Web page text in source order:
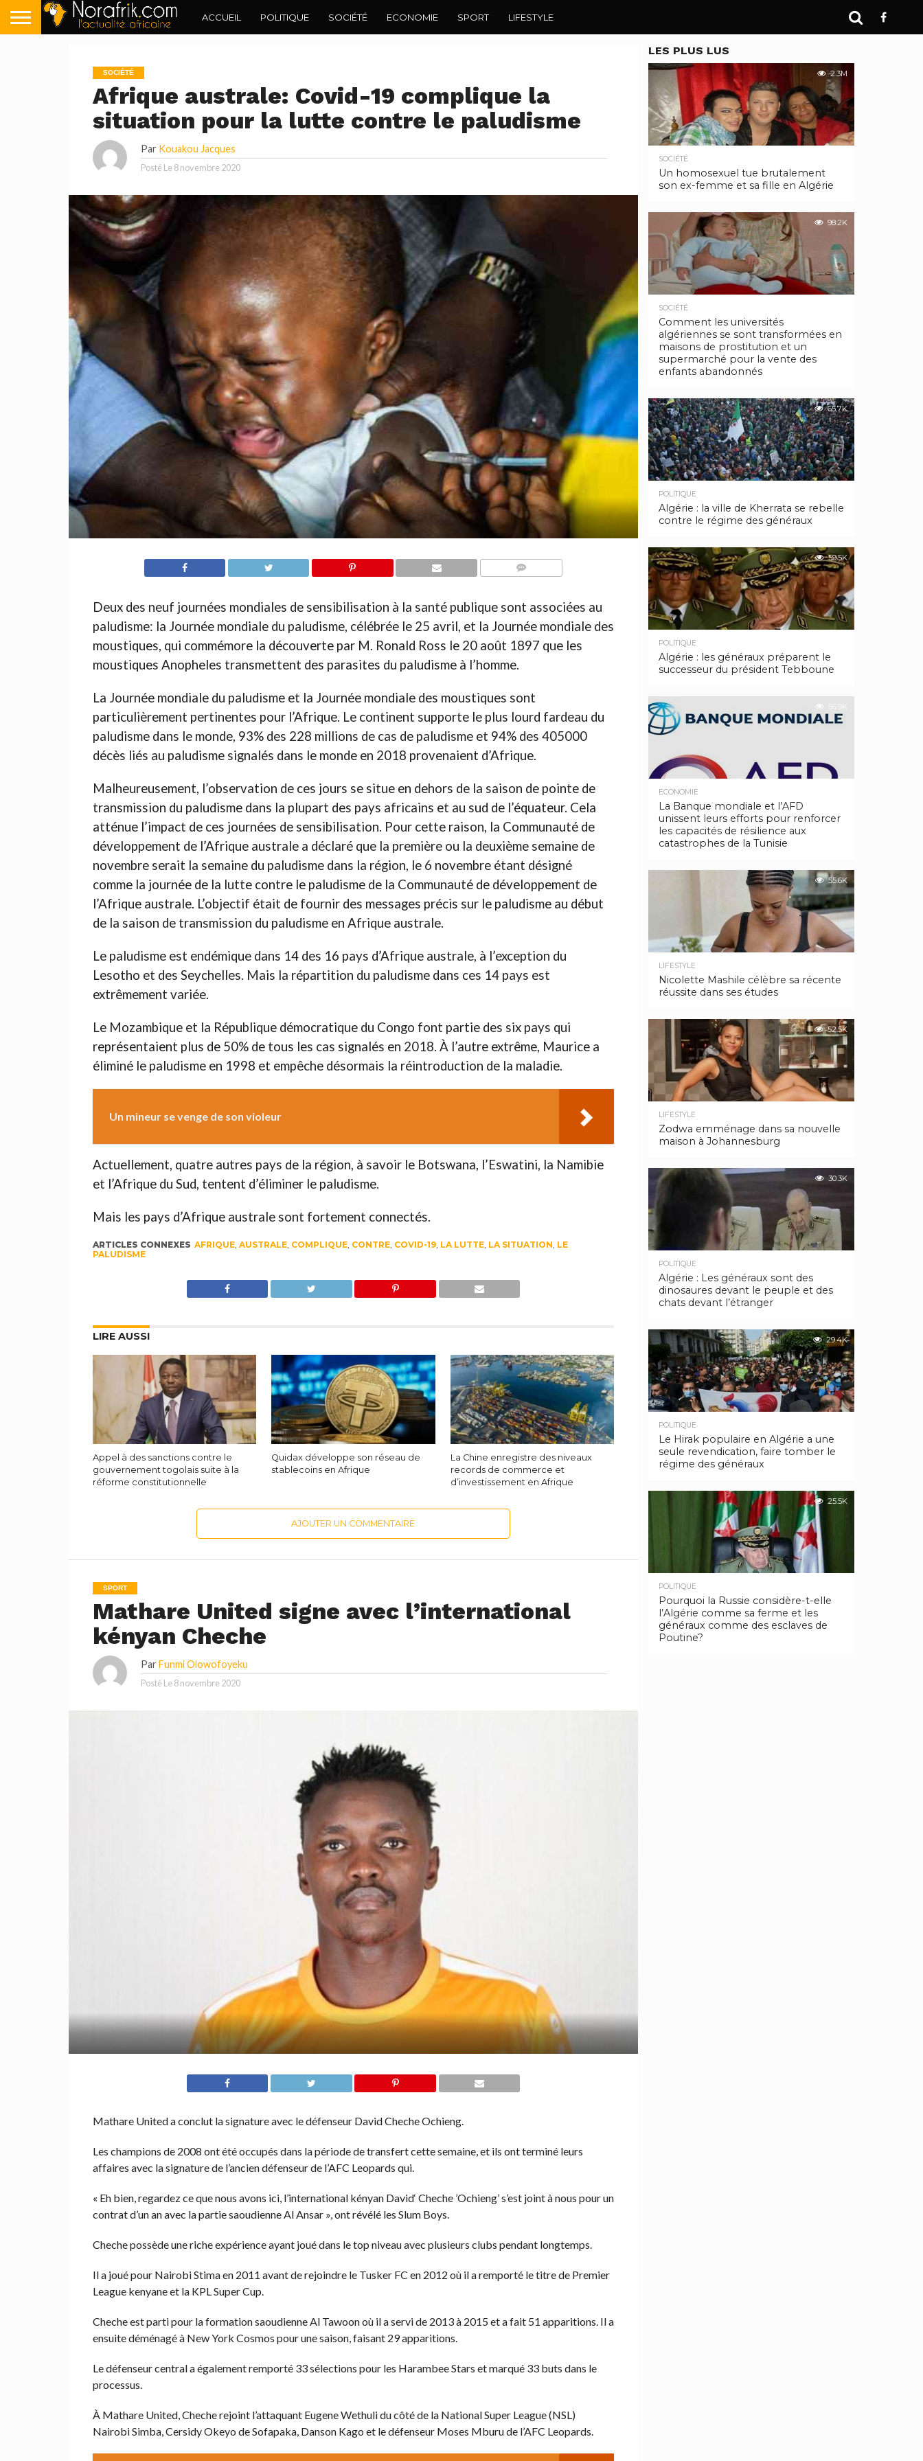
ACCUEIL POLITIQUE SOCIÉTÉ ECONOMIE SPORT LIFESTYLE
SOCIÉTÉ
Afrique australe: Covid-19 complique la
situation pour la lutte contre le paludisme
Par Kouakou Jacques
Posté Le 8 novembre 2020
Deux des neuf journées mondiales de sensibilisation à la santé publique sont associées au
paludisme: la Journée mondiale du paludisme, célébrée le 25 avril, et la Journée mondiale des
moustiques, qui commémore la découverte par M. Ronald Ross le 20 août 1897 que les
moustiques Anopheles transmettent des parasites du paludisme à l’homme.
La Journée mondiale du paludisme et la Journée mondiale des moustiques sont
particulièrement pertinentes pour l’Afrique. Le continent supporte le plus lourd fardeau du
paludisme dans le monde, 93% des 228 millions de cas de paludisme et 94% des 405000
décès liés au paludisme signalés dans le monde en 2018 provenaient d’Afrique.
Malheureusement, l’observation de ces jours se situe en dehors de la saison de pointe de
transmission du paludisme dans la plupart des pays africains et au sud de l’équateur. Cela
atténue l’impact de ces journées de sensibilisation. Pour cette raison, la Communauté de
développement de l’Afrique australe a déclaré que la première ou la deuxième semaine de
novembre serait la semaine du paludisme dans la région, le 6 novembre étant désigné
comme la journée de la lutte contre le paludisme de la Communauté de développement de
l’Afrique australe. L’objectif était de fournir des messages précis sur le paludisme au début
de la saison de transmission du paludisme en Afrique australe.
Le paludisme est endémique dans 14 des 16 pays d’Afrique australe, à l’exception du
Lesotho et des Seychelles. Mais la répartition du paludisme dans ces 14 pays est
extrêmement variée.
Le Mozambique et la République démocratique du Congo font partie des six pays qui
représentaient plus de 50% de tous les cas signalés en 2018. À l’autre extrême, Maurice a
éliminé le paludisme en 1998 et empêche désormais la réintroduction de la maladie.
Un mineur se venge de son violeur
Actuellement, quatre autres pays de la région, à savoir le Botswana, l’Eswatini, la Namibie
et l’Afrique du Sud, tentent d’éliminer le paludisme.
Mais les pays d’Afrique australe sont fortement connectés.
ARTICLES CONNEXES AFRIQUE, AUSTRALE, COMPLIQUE, CONTRE, COVID-19, LA LUTTE, LA SITUATION, LE
PALUDISME
LIRE AUSSI
Appel à des sanctions contre le
gouvernement togolais suite à la
réforme constitutionnelle
Quidax développe son réseau de
stablecoins en Afrique
La Chine enregistre des niveaux
records de commerce et
d’investissement en Afrique
AJOUTER UN COMMENTAIRE
SPORT
Mathare United signe avec l’international
kényan Cheche
Par Funmi Olowofoyeku
Posté Le 8 novembre 2020
Mathare United a conclut la signature avec le défenseur David Cheche Ochieng.
Les champions de 2008 ont été occupés dans la période de transfert cette semaine, et ils ont terminé leurs
affaires avec la signature de l’ancien défenseur de l’AFC Leopards qui.
« Eh bien, regardez ce que nous avons ici, l’international kényan David‘ Cheche ’Ochieng’ s’est joint à nous pour un
contrat d’un an avec la partie saoudienne Al Ansar », ont révélé les Slum Boys.
Cheche possède une riche expérience ayant joué dans le top niveau avec plusieurs clubs pendant longtemps.
Il a joué pour Nairobi Stima en 2011 avant de rejoindre le Tusker FC en 2012 où il a remporté le titre de Premier
League kenyane et la KPL Super Cup.
Cheche est parti pour la formation saoudienne Al Tawoon où il a servi de 2013 à 2015 et a fait 51 apparitions. Il a
ensuite déménagé à New York Cosmos pour une saison, faisant 29 apparitions.
Le défenseur central a également remporté 33 sélections pour les Harambee Stars et marqué 33 buts dans le
processus.
À Mathare United, Cheche rejoint l’attaquant Eugene Wethuli du côté de la National Super League (NSL)
Nairobi Simba, Cersidy Okeyo de Sofapaka, Danson Kago et le défenseur Moses Mburu de l’AFC Leopards.
LES PLUS LUS
2.3M
SOCIÉTÉ
Un homosexuel tue brutalement
son ex-femme et sa fille en Algérie
98.2K
SOCIÉTÉ
Comment les universités
algériennes se sont transformées en
maisons de prostitution et un
supermarché pour la vente des
enfants abandonnés
65.7K
POLITIQUE
Algérie : la ville de Kherrata se rebelle
contre le régime des généraux
59.5K
POLITIQUE
Algérie : les généraux préparent le
successeur du président Tebboune
56.9K
ECONOMIE
La Banque mondiale et l’AFD
unissent leurs efforts pour renforcer
les capacités de résilience aux
catastrophes de la Tunisie
55.6K
LIFESTYLE
Nicolette Mashile célèbre sa récente
réussite dans ses études
52.5K
LIFESTYLE
Zodwa emménage dans sa nouvelle
maison à Johannesburg
30.3K
POLITIQUE
Algérie : Les généraux sont des
dinosaures devant le peuple et des
chats devant l’étranger
29.4K
POLITIQUE
Le Hirak populaire en Algérie a une
seule revendication, faire tomber le
régime des généraux
25.5K
POLITIQUE
Pourquoi la Russie considère-t-elle
l’Algérie comme sa ferme et les
généraux comme des esclaves de
Poutine?